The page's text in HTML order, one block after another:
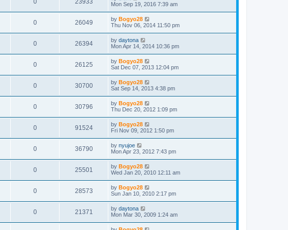
0 23933
Mon Sep 19, 2016 7:39 am
0 26049 by Bogyo28
Thu Nov 06, 2014 11:50 pm
0 26394 by daytona
Mon Apr 14, 2014 10:36 pm
0 26125 by Bogyo28
Sat Dec 07, 2013 12:04 pm
0 30700 by Bogyo28
Sat Sep 14, 2013 4:38 pm
0 30796 by Bogyo28
Thu Dec 20, 2012 1:09 pm
0 91524 by Bogyo28
Fri Nov 09, 2012 1:50 pm
0 36790 by nyujoe
Mon Apr 23, 2012 7:43 pm
0 25501 by Bogyo28
Wed Jan 20, 2010 12:11 am
0 28573 by Bogyo28
Sun Jan 10, 2010 2:17 pm
0 21371 by daytona
Mon Mar 30, 2009 1:24 am